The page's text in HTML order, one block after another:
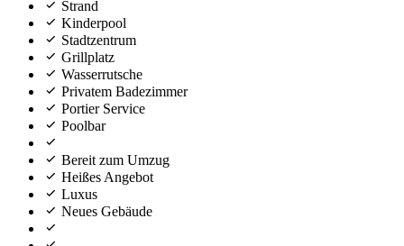
Strand
Kinderpool
Stadtzentrum
Grillplatz
Wasserrutsche
Privatem Badezimmer
Portier Service
Poolbar
Bereit zum Umzug
Heißes Angebot
Luxus
Neues Gebäude